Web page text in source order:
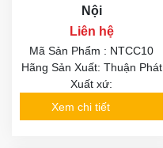
Nội
Liên hệ
Mã Sản Phẩm : NTCC10
Hãng Sản Xuất: Thuận Phát
Xuất xứ:
Xem chi tiết